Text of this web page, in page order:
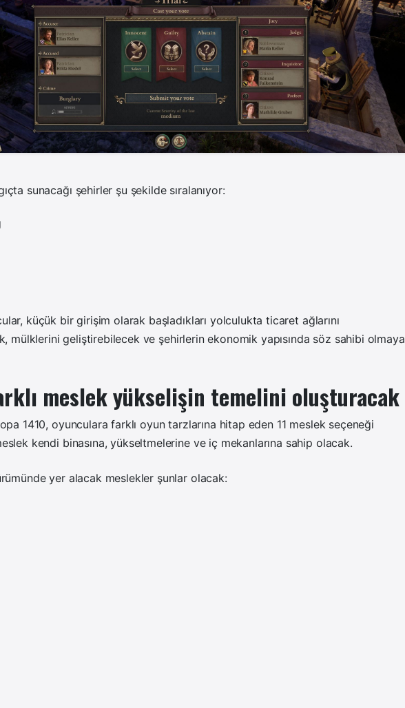
sunacağı şehirler şu şekilde sıralanıyor:
küçük bir girişim olarak başladıkları yolculukta ticaret ağlarını
mülklerini geliştirebilecek ve şehirlerin ekonomik yapısında söz sahibi olmaya
meslek yükselişin temelini oluşturacak
1410, oyunculara farklı oyun tarzlarına hitap eden 11 meslek seçeneği
kendi binasına, yükseltmelerine ve iç mekanlarına sahip olacak.
yer alacak meslekler şunlar olacak: